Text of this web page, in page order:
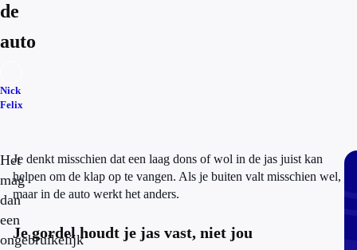
de
auto
Nick
Felix
Het
mag
dan
een
ongebruikelijk
Je denkt misschien dat een laag dons of wol in de jas juist kan
helpen om de klap op te vangen. Als je buiten valt misschien wel,
maar in de auto werkt het anders.
Je gordel houdt je jas vast, niet jou